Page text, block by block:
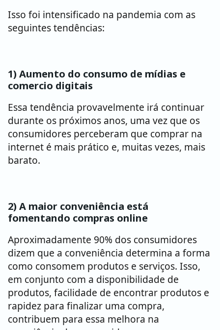
Isso foi intensificado na pandemia com as
seguintes tendências:
1) Aumento do consumo de mídias e
comercio digitais
Essa tendência provavelmente irá continuar
durante os próximos anos, uma vez que os
consumidores perceberam que comprar na
internet é mais prático e, muitas vezes, mais
barato.
2) A maior conveniência está
fomentando compras online
Aproximadamente 90% dos consumidores
dizem que a conveniência determina a forma
como consomem produtos e serviços. Isso,
em conjunto com a disponibilidade de
produtos, facilidade de encontrar produtos e
rapidez para finalizar uma compra,
contribuem para essa melhora na